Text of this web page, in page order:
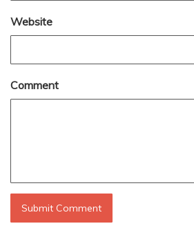
Website
Comment